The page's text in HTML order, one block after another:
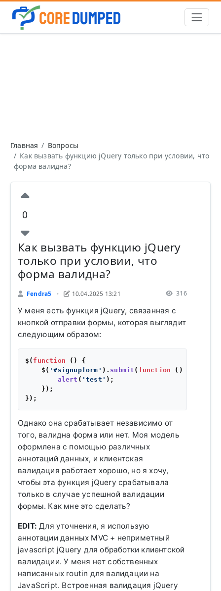
Главная
Вопросы
Как вызвать функцию jQuery только при условии, что
форма валидна?
0
Как вызвать функцию jQuery
только при условии, что
форма валидна?
Fendra5 • 10.04.2025 13:21 316
У меня есть функция jQuery, связанная с
кнопкой отправки формы, которая выглядит
следующим образом:
$( function ( ) {
    $(
'#signupform' ). submit ( function ( ) {
alert ( 'test' );
    });
Однако она срабатывает независимо от
того, валидна форма или нет. Моя модель
оформлена с помощью различных
аннотаций данных, и клиентская
валидация работает хорошо, но я хочу,
чтобы эта функция jQuery срабатывала
только в случае успешной валидации
формы. Как мне это сделать?
EDIT: Для уточнения, я использую
аннотации данных MVC + неприметный
javascript jQuery для обработки клиентской
валидации. У меня нет собственных
написанных routin для валидации на
JavaScript. Встроенная валидация jQuery